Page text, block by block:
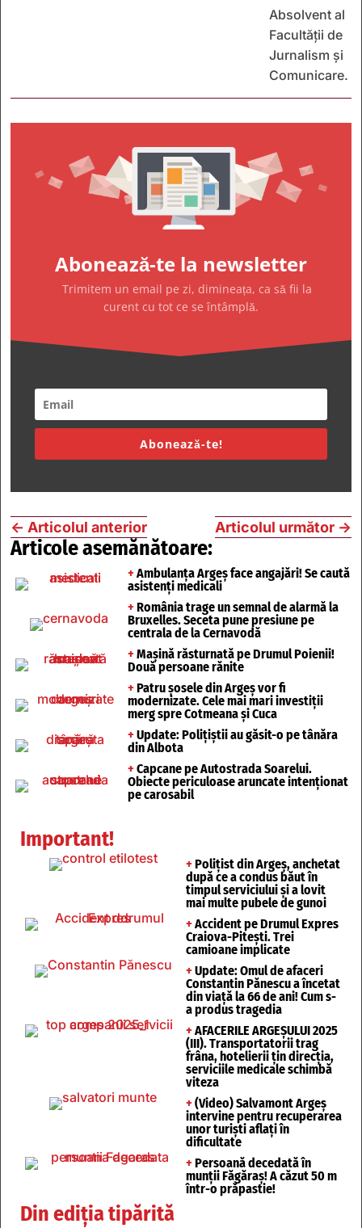
Absolvent al
Facultății de
Jurnalism și
Comunicare.
Abonează-te la newsletter
Trimitem un email pe zi, dimineața, ca să fii la
curent cu tot ce se întâmplă.
Abonează-te!
← Articolul anterior Articolul următor →
Articole asemănătoare:
+ Ambulanța Argeș face angajări! Se caută
asistenți medicali
+ România trage un semnal de alarmă la
Bruxelles. Seceta pune presiune pe
centrala de la Cernavodă
+ Mașină răsturnată pe Drumul Poienii!
Două persoane rănite
+ Patru șosele din Argeș vor fi
modernizate. Cele mai mari investiții
merg spre Cotmeana și Cuca
+ Update: Polițiștii au găsit-o pe tânăra
din Albota
+ Capcane pe Autostrada Soarelui.
Obiecte periculoase aruncate intenționat
pe carosabil
Important!
+ Polițist din Argeș, anchetat
după ce a condus băut în
timpul serviciului și a lovit
mai multe pubele de gunoi
+ Accident pe Drumul Expres
Craiova-Pitești. Trei
camioane implicate
+ Update: Omul de afaceri
Constantin Pănescu a încetat
din viață la 66 de ani! Cum s-
a produs tragedia
+ AFACERILE ARGEȘULUI 2025
(III). Transportatorii trag
frâna, hotelierii țin direcția,
serviciile medicale schimbă
viteza
+ (Video) Salvamont Argeș
intervine pentru recuperarea
unor turişti aflaţi în
dificultate
+ Persoană decedată în
munții Făgăraș! A căzut 50 m
într-o prăpastie!
Din ediția tipărită